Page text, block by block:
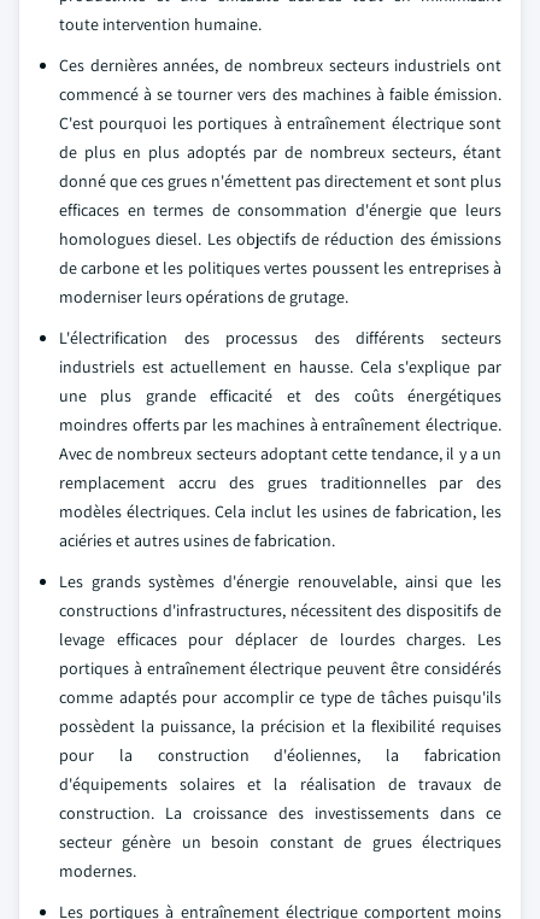
toute intervention humaine.
Ces dernières années, de nombreux secteurs industriels ont
commencé à se tourner vers des machines à faible émission.
C'est pourquoi les portiques à entraînement électrique sont
de plus en plus adoptés par de nombreux secteurs, étant
donné que ces grues n'émettent pas directement et sont plus
efficaces en termes de consommation d'énergie que leurs
homologues diesel. Les objectifs de réduction des émissions
de carbone et les politiques vertes poussent les entreprises à
moderniser leurs opérations de grutage.
L'électrification des processus des différents secteurs
industriels est actuellement en hausse. Cela s'explique par
une plus grande efficacité et des coûts énergétiques
moindres offerts par les machines à entraînement électrique.
Avec de nombreux secteurs adoptant cette tendance, il y a un
remplacement accru des grues traditionnelles par des
modèles électriques. Cela inclut les usines de fabrication, les
aciéries et autres usines de fabrication.
Les grands systèmes d'énergie renouvelable, ainsi que les
constructions d'infrastructures, nécessitent des dispositifs de
levage efficaces pour déplacer de lourdes charges. Les
portiques à entraînement électrique peuvent être considérés
comme adaptés pour accomplir ce type de tâches puisqu'ils
possèdent la puissance, la précision et la flexibilité requises
pour la construction d'éoliennes, la fabrication
d'équipements solaires et la réalisation de travaux de
construction. La croissance des investissements dans ce
secteur génère un besoin constant de grues électriques
modernes.
Les portiques à entraînement électrique comportent moins